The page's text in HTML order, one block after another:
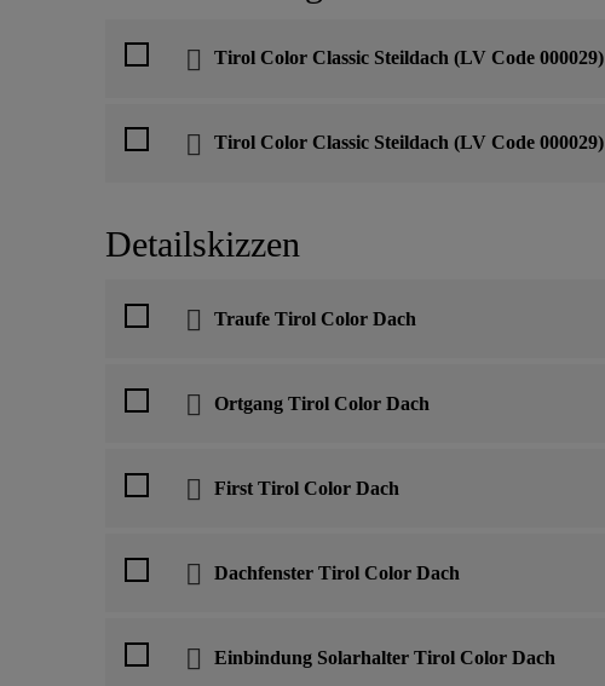
Tirol Color Classic Steildach (LV Code 000029)
Tirol Color Classic Steildach (LV Code 000029)
Detailskizzen
Traufe Tirol Color Dach
Ortgang Tirol Color Dach
First Tirol Color Dach
Dachfenster Tirol Color Dach
Einbindung Solarhalter Tirol Color Dach